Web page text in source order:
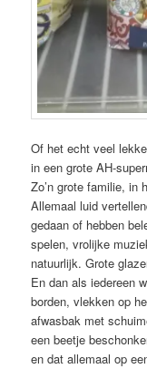
Of het echt veel
in een grote AH-
Zo’n grote familie,
Allemaal luid
gedaan of hebben
spelen, vrolijke
natuurlijk. Grote
En dan als iedereen
borden, vlekken op
afwasbak met
een beetje
en dat allemaal op